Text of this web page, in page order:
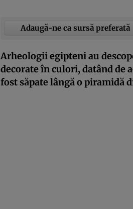
Adaugă-ne ca sursă preferată
Arheologii egipteni au
decorate în culori, datând de
fost săpate lângă o piramidă